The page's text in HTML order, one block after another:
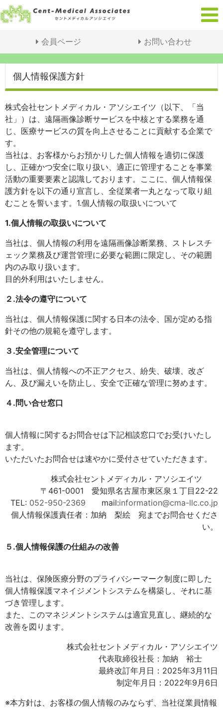
会員ページ お問い合わせ
個人情報保護方針
株式会社セントメディカル・アソシエイツ（以下、「当
社」）は、遠隔画像診断サービスを中核とする業務を通
じ、医療サービスの質を向上させることに貢献する企業で
す。
当社は、お客様からお預かりした個人情報を適切に保護
し、正確かつ安全に取り扱い、適正に管理することを事業
活動の重要要素と認識しております。ここに、個人情報保
護方針を以下の通り宣言し、全従業者一丸となって取り組
むことを誓います。1.個人情報の取扱いについて
1.個人情報の取扱いについて
当社は、個人情報の利用を遠隔画像診断業務、ストレスチ
ェック業務及び運営管理に必要な範囲に限定し、その範囲
内のみ取り扱います。
目的外利用はいたしません。
２.法令の遵守について
当社は、個人情報保護に関する日本の法令、国が定める指
針その他の規範を遵守します。
３.安全管理について
当社は、個人情報への不正アクセス、紛失、破壊、改ざ
ん、及び漏えいを防止し、安全で正確な管理に努めます。
４.問い合せ窓口
個人情報に関するお問合せは下記相談窓口でお受けいたし
ます。
いただいたお問合せは速やかに受付させていただきます。
株式会社セントメディカル・アソシエイツ
〒461-0001 愛知県名古屋市東区泉１丁目22-22
TEL: 052-950-2369 mail:information@cma-llc.co.jp
個人情報保護責任者：加納 梨絵 宛までお問合せくださ
い。
５.個人情報保護の仕組みの改善
当社は、保険医療分野のプライバシーマーク制度に即した
個人情報保護マネイジメントシステムを構築し、それに基
づき管理します。
また、このマネジメントシステムは適宜見直し、継続的な
改善を図ります。
株式会社セントメディカル・アソシエイツ
代表取締役社長：加納 裕士
最終改訂年月日：2025年3月11日
制定年月日：2022年9月6日
※本方針は、お客様の個人情報のみならず、当社従業員情報